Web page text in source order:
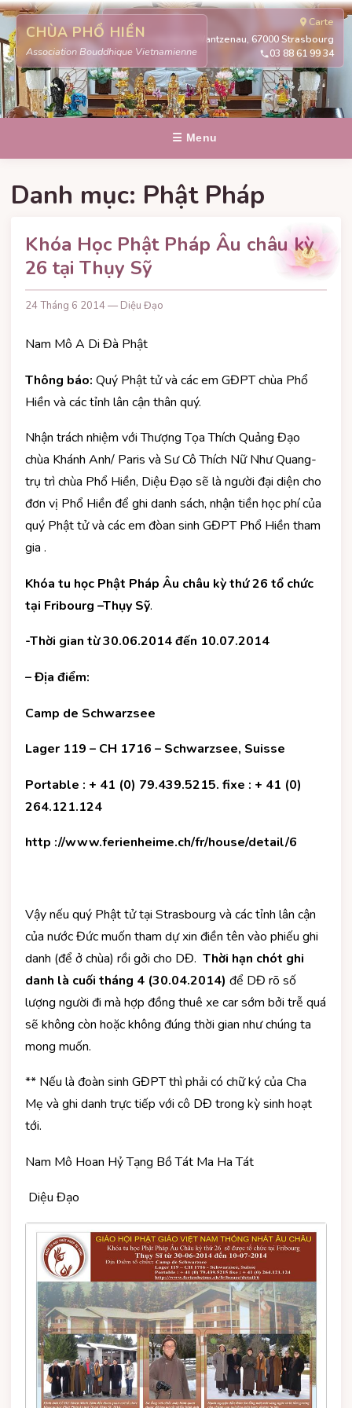
CHÙA PHỔ HIỀN
Association Bouddhique Vietnamienne
Carte
311 route de la Wantzenau, 67000 Strasbourg
03 88 61 99 34
☰ Menu
Danh mục: Phật Pháp
Khóa Học Phật Pháp Âu châu kỳ
26 tại Thụy Sỹ
24 Tháng 6 2014 — Diệu Đạo
Nam Mô A Di Đà Phật
Thông báo: Quý Phật tử và các em GĐPT chùa Phổ
Hiền và các tỉnh lân cận thân quý.
Nhận trách nhiệm với Thượng Tọa Thích Quảng Đạo
chùa Khánh Anh/ Paris và Sư Cô Thích Nữ Như Quang-
trụ trì chùa Phổ Hiền, Diệu Đạo sẽ là người đại diện cho
đơn vị Phổ Hiền để ghi danh sách, nhận tiền học phí của
quý Phật tử và các em đòan sinh GĐPT Phổ Hiền tham
gia .
Khóa tu học Phật Pháp Âu châu kỳ thứ 26 tổ chức
tại Fribourg –Thụy Sỹ.
-Thời gian từ 30.06.2014 đến 10.07.2014
– Địa điểm:
Camp de Schwarzsee
Lager 119 – CH 1716 – Schwarzsee, Suisse
Portable : + 41 (0) 79.439.5215. fixe : + 41 (0)
264.121.124
http ://www.ferienheime.ch/fr/house/detail/6
Vậy nếu quý Phật tử tại Strasbourg và các tỉnh lân cận
của nước Đức muốn tham dự xin điền tên vào phiếu ghi
danh (để ở chùa) rồi gởi cho DĐ. Thời hạn chót ghi
danh là cuối tháng 4 (30.04.2014) để DĐ rõ số
lượng người đi mà hợp đồng thuê xe car sớm bởi trễ quá
sẽ không còn hoặc không đúng thời gian như chúng ta
mong muốn.
** Nếu là đoàn sinh GĐPT thì phải có chữ ký của Cha
Mẹ và ghi danh trực tiếp với cô DĐ trong kỳ sinh hoạt
tới.
Nam Mô Hoan Hỷ Tạng Bồ Tát Ma Ha Tát
Diệu Đạo